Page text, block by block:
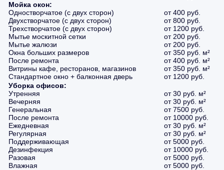
Мойка окон:
Одностворчатое (с двух сторон)
от 400 руб.
Двухстворчатое (с двух сторон)
от 800 руб.
Трехстворчатое (с двух сторон)
от 1200 руб.
Мытье москитной сетки
от 200 руб.
Мытье жалюзи
от 200 руб.
Окна больших размеров
от 350 руб. м²
После ремонта
от 400 руб. м²
Витрины кафе, ресторанов, магазинов
от 350 руб. м²
Стандартное окно + балконная дверь
от 1200 руб.
Уборка офисов:
Утренняя
от 30 руб. м²
Вечерняя
от 30 руб. м²
Генеральная
от 7500 руб.
После ремонта
от 10000 руб.
Ежедневная
от 30 руб. м²
Регулярная
от 30 руб. м²
Поддерживающая
от 5000 руб.
Дезинфекция
от 10000 руб.
Разовая
от 5000 руб.
Влажная
от 5000 руб.